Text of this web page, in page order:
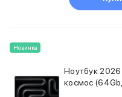
Dyson
Баннер
Красота и
Новинка
Ноутбук 2026
космос